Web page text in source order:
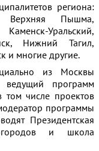
региона:
Верхняя Пышма,
Уральский,
Нижний Тагил,
и многие другие.
из Москвы
программ
числе проектов
программы
Президентская
и школа